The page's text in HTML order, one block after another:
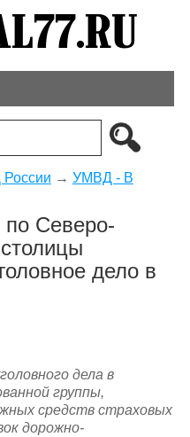
→ УМВД - В
Северо-
дело в
дела в
группы,
средств страховых
дорожно-